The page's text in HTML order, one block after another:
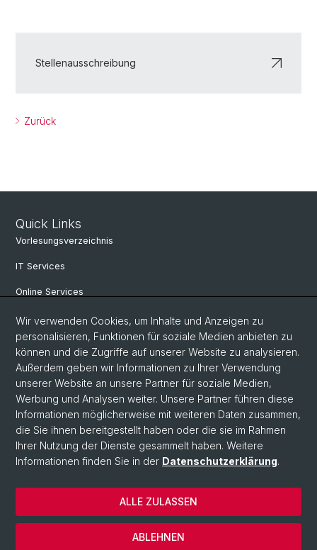
Stellenausschreibung
Zurück
Quick Links
Vorlesungsverzeichnis
IT Services
Online Services
Personensuche
PhD Programm
Dokumente & Links
News & Events
© Universität Basel
Datenschutzerklärung
Philosophisch-Historische Fakultät
Wir verwenden Cookies, um Inhalte und Anzeigen zu
personalisieren, Funktionen für soziale Medien anbieten zu
können und die Zugriffe auf unserer Website zu analysieren.
Außerdem geben wir Informationen zu Ihrer Verwendung
unserer Website an unsere Partner für soziale Medien,
Werbung und Analysen weiter. Unsere Partner führen diese
Informationen möglicherweise mit weiteren Daten zusammen,
die Sie ihnen bereitgestellt haben oder die sie im Rahmen
Ihrer Nutzung der Dienste gesammelt haben. Weitere
Informationen finden Sie in der Datenschutzerklärung.
ABLEHNEN
ALLE ZULASSEN